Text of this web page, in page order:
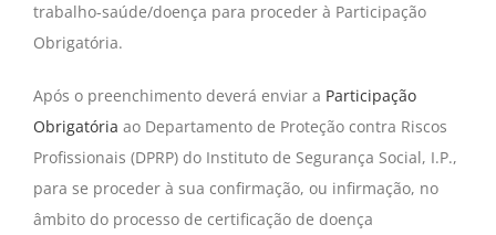
trabalho-saúde/doença para proceder à Participação
Obrigatória.
Após o preenchimento deverá enviar a Participação
Obrigatória ao Departamento de Proteção contra Riscos
Profissionais (DPRP) do Instituto de Segurança Social, I.P.,
para se proceder à sua confirmação, ou infirmação, no
âmbito do processo de certificação de doença